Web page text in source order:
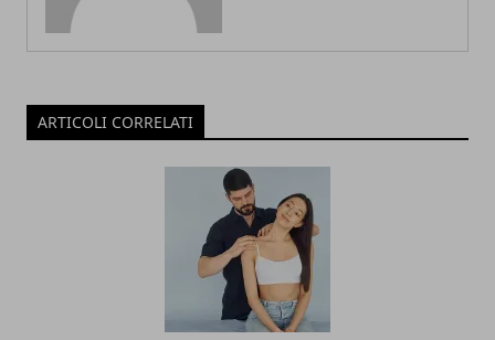
ARTICOLI CORRELATI